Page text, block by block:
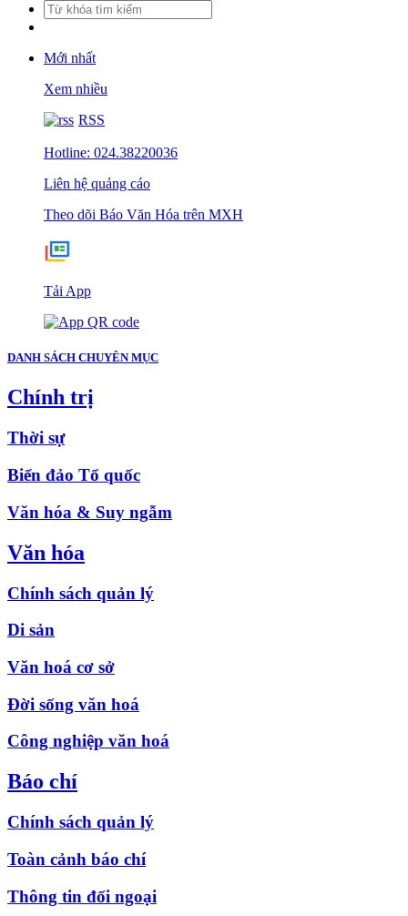
Mới nhất
Xem nhiều
RSS
Hotline: 024.38220036
Liên hệ quảng cáo
Theo dõi Báo Văn Hóa trên MXH
Tải App
DANH SÁCH CHUYÊN MỤC
Chính trị
Thời sự
Biển đảo Tổ quốc
Văn hóa & Suy ngẫm
Văn hóa
Chính sách quản lý
Di sản
Văn hoá cơ sở
Đời sống văn hoá
Công nghiệp văn hoá
Báo chí
Chính sách quản lý
Toàn cảnh báo chí
Thông tin đối ngoại